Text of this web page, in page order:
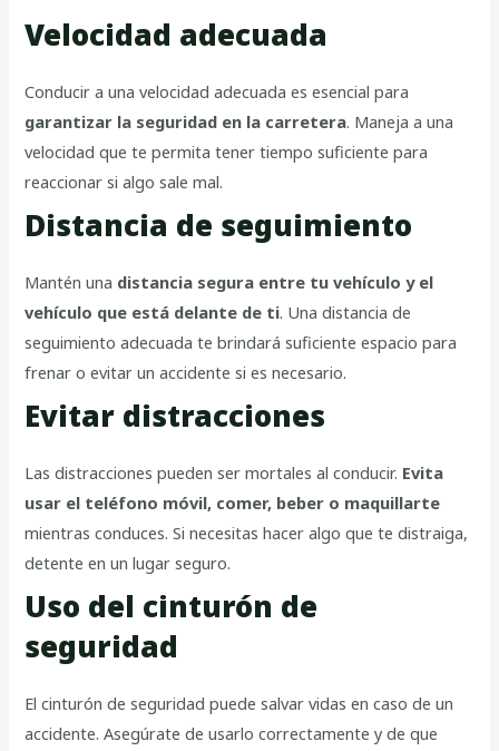
Velocidad adecuada
Conducir a una velocidad adecuada es esencial para
garantizar la seguridad en la carretera. Maneja a una
velocidad que te permita tener tiempo suficiente para
reaccionar si algo sale mal.
Distancia de seguimiento
Mantén una distancia segura entre tu vehículo y el
vehículo que está delante de ti. Una distancia de
seguimiento adecuada te brindará suficiente espacio para
frenar o evitar un accidente si es necesario.
Evitar distracciones
Las distracciones pueden ser mortales al conducir. Evita
usar el teléfono móvil, comer, beber o maquillarte
mientras conduces. Si necesitas hacer algo que te distraiga,
detente en un lugar seguro.
Uso del cinturón de
seguridad
El cinturón de seguridad puede salvar vidas en caso de un
accidente. Asegúrate de usarlo correctamente y de que